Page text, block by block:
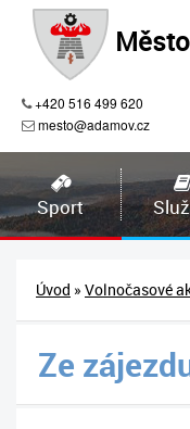
Město
+420 516 499 620
mesto@adamov.cz
Sport
Úvod » Volnočasové
Ze